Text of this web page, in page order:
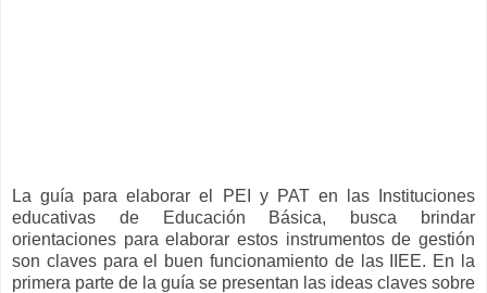
La guía para elaborar el PEI y PAT en las Instituciones
educativas de Educación Básica, busca brindar
orientaciones para elaborar estos instrumentos de gestión
son claves para el buen funcionamiento de las IIEE. En la
primera parte de la guía se presentan las ideas claves sobre